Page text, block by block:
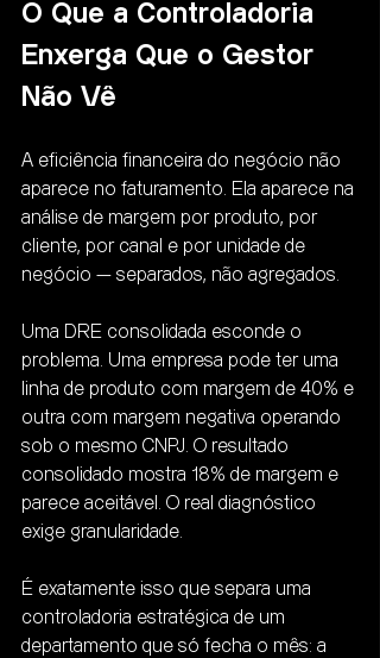
O Que a Controladoria
Enxerga Que o Gestor
Não Vê
A eficiência financeira do negócio não
aparece no faturamento. Ela aparece na
análise de margem por produto, por
cliente, por canal e por unidade de
negócio — separados, não agregados.
Uma DRE consolidada esconde o
problema. Uma empresa pode ter uma
linha de produto com margem de 40% e
outra com margem negativa operando
sob o mesmo CNPJ. O resultado
consolidado mostra 18% de margem e
parece aceitável. O real diagnóstico
exige granularidade.
É exatamente isso que separa uma
controladoria estratégica de um
departamento que só fecha o mês: a